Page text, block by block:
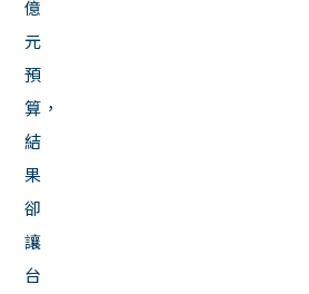
億
元
預
算，
結
果
卻
讓
台